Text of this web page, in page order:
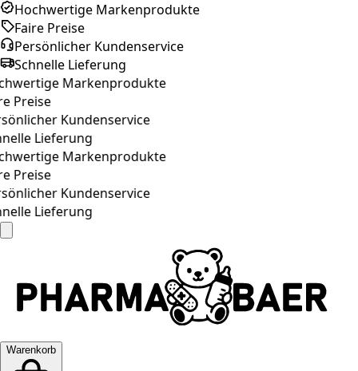
Hochwertige Markenprodukte
Faire Preise
Persönlicher Kundenservice
Schnelle Lieferung
Markenprodukte
Preise
Kundenservice
Lieferung
Markenprodukte
Preise
Kundenservice
Lieferung
Warenkorb